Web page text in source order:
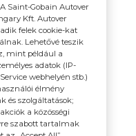
Saint-Gobain Autover
Kft. Autover
felek cookie-kat
Lehetővé teszik
mint például a
adatok (IP-
webhelyén stb.)
élmény
és szolgáltatások;
a közösségi
szabott tartalmak